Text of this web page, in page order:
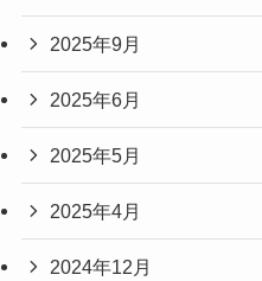
2025年9月
2025年6月
2025年5月
2025年4月
2024年12月